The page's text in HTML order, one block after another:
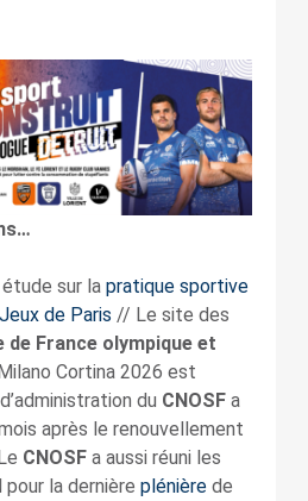
sur la pratique sportive
de Paris // Le site des
de France olympique et
Cortina 2026 est
du CNOSFa
après le renouvellement
CNOSFa aussi réuni les
la dernière plénièrede